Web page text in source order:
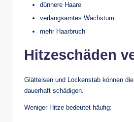
dünnere Haare
verlangsamtes Wachstum
mehr Haarbruch
Hitzeschäden
Glätteisen und Lockenstab können
dauerhaft schädigen.
Weniger Hitze bedeutet häufig: